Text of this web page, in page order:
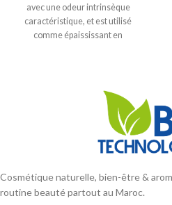
avec une odeur intrinsèque
caractéristique, et est utilisé
comme épaississant en
produit est facile à traiter et
possède des propriétés
augmentant la viscosité.
Cosmétique naturelle, bien-être &
routine beauté partout au Maroc.